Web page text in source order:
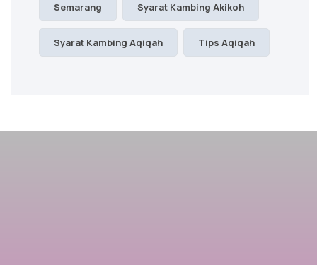
Semarang Syarat Kambing Akikoh
Syarat Kambing Aqiqah Tips Aqiqah